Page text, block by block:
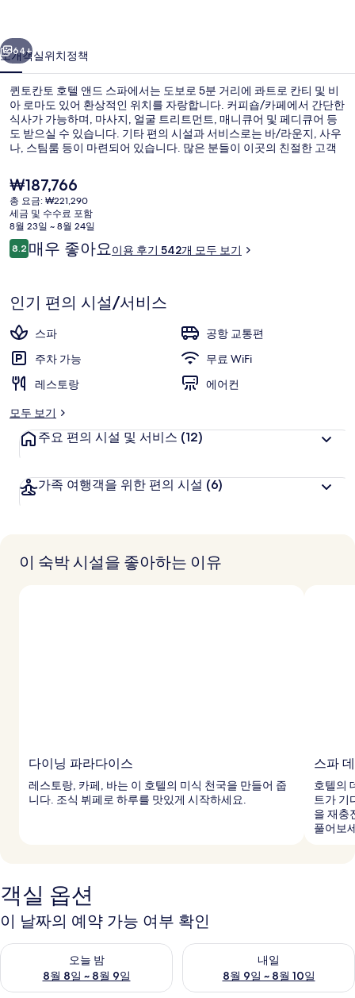
드
스
파
의
사
진
갤
러
리
다음
64+
소개객실위치정책
퀸토칸토 호텔 앤드 스파에서는 도보로 5분 거리에 콰트로 칸티 및 비
아 로마도 있어 환상적인 위치를 자랑합니다. 커피숍/카페에서 간단한
식사가 가능하며, 마사지, 얼굴 트리트먼트, 매니큐어 및 페디큐어 등
도 받으실 수 있습니다. 기타 편의 시설과 서비스로는 바/라운지, 사우
나, 스팀룸 등이 마련되어 있습니다. 많은 분들이 이곳의 친절한 고객
현
재
가
격
은
₩187,766
₩187,766
총 요금: ₩221,290
세금 및 수수료 포함
8월 23일 ~ 8월 24일
이
용
기
8.210점 만점 중 8.2점.
매우 좋아요이용 후기 542개 모두 보기
인기 편의 시설/서비스
스파
공항 교통편
주차 가능
무료 WiFi
레스토랑
에어컨
모두 보기
주요 편의 시설 및 서비스 (12)
가족 여행객을 위한 편의 시설 (6)
이 숙박 시설을 좋아하는 이유
다이닝 파라다이스
레스토랑, 카페, 바는 이 호텔의 미식 천국을 만들어 줍
니다. 조식 뷔페로 하루를 맛있게 시작하세요.
스파
호텔의
트가 기
을 재충
풀어보
객실 옵션
이 날짜의 예약 가능 여부 확인
오늘 밤
8월 8일 ~ 8월 9일
오늘 밤 예약 가능 여부 확인, 8월 8일 ~ 8월 9일
내일
8월 9일 ~ 8월 10일
내일 예약 가능 여부 확인, 8월